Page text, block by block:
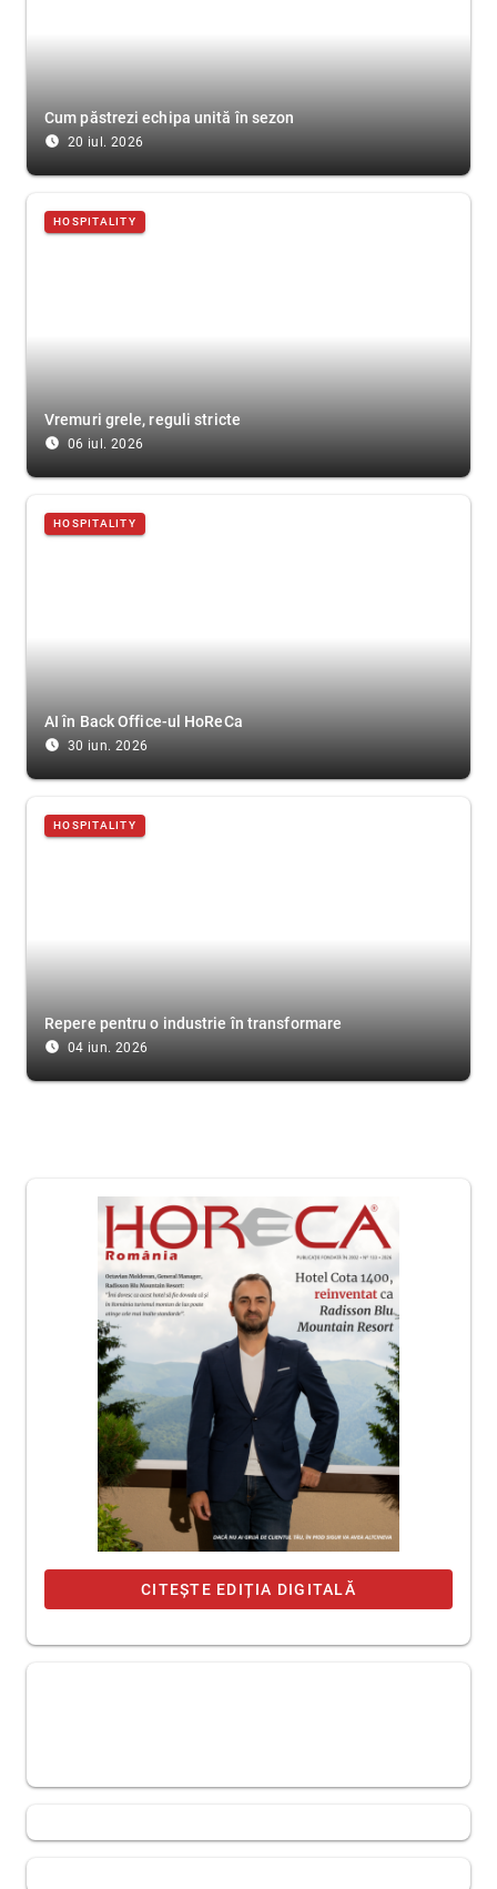
Cum păstrezi echipa unită în sezon
access_time_filled 20 iul. 2026
HOSPITALITY
Vremuri grele, reguli stricte
access_time_filled 06 iul. 2026
HOSPITALITY
AI în Back Office-ul HoReCa
access_time_filled 30 iun. 2026
HOSPITALITY
Repere pentru o industrie în transformare
access_time_filled 04 iun. 2026
CITEȘTE EDIȚIA DIGITALĂ